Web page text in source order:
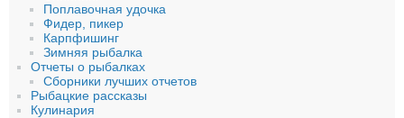
Поплавочная удочка
Фидер, пикер
Карпфишинг
Зимняя рыбалка
Отчеты о рыбалках
Сборники лучших отчетов
Рыбацкие рассказы
Кулинария